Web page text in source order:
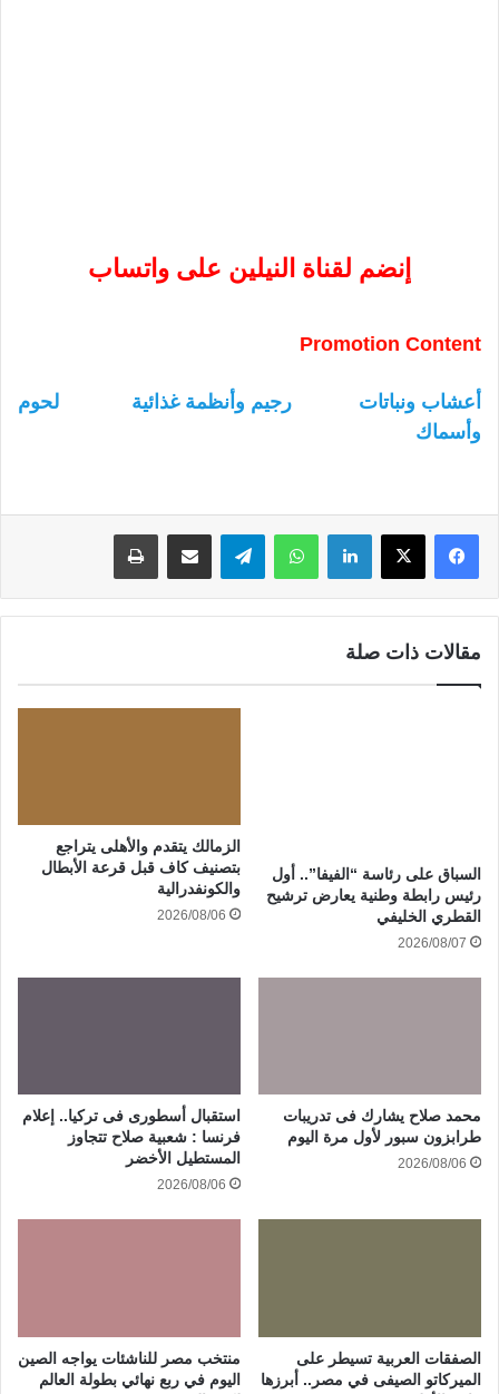
إنضم لقناة النيلين على واتساب
Promotion Content
أعشاب ونباتات رجيم وأنظمة غذائية
لحوم
وأسماك
لينكدإن واتساب
مقالات ذات صلة
السباق على رئاسة “الفيفا”.. أول
رئيس رابطة وطنية يعارض ترشيح
القطري الخليفي
2026/08/07
الزمالك يتقدم والأهلى يتراجع
بتصنيف كاف قبل قرعة الأبطال
والكونفدرالية
2026/08/06
محمد صلاح يشارك فى تدريبات
طرابزون سبور لأول مرة اليوم
2026/08/06
استقبال أسطورى فى تركيا.. إعلام
فرنسا : شعبية صلاح تتجاوز
المستطيل الأخضر
2026/08/06
الصفقات العربية تسيطر على
الميركاتو الصيفى في مصر.. أبرزها
منتخب مصر للناشئات يواجه الصين
اليوم في ربع نهائي بطولة العالم